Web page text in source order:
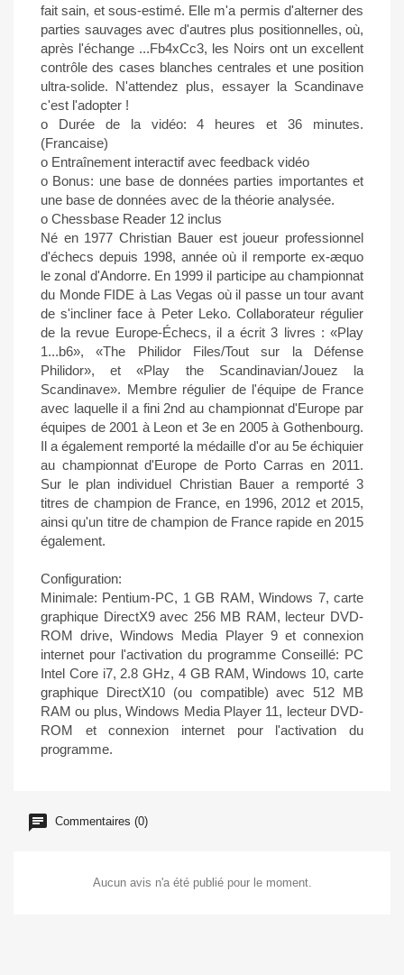
fait sain, et sous-estimé. Elle m'a permis d'alterner des
parties sauvages avec d'autres plus positionnelles, où,
après l'échange ...Fb4xCc3, les Noirs ont un excellent
contrôle des cases blanches centrales et une position
ultra-solide. N'attendez plus, essayer la Scandinave
c'est l'adopter !
o Durée de la vidéo: 4 heures et 36 minutes.
(Francaise)
o Entraînement interactif avec feedback vidéo
o Bonus: une base de données parties importantes et
une base de données avec de la théorie analysée.
o Chessbase Reader 12 inclus
Né en 1977 Christian Bauer est joueur professionnel
d'échecs depuis 1998, année où il remporte ex-æquo
le zonal d'Andorre. En 1999 il participe au championnat
du Monde FIDE à Las Vegas où il passe un tour avant
de s'incliner face à Peter Leko. Collaborateur régulier
de la revue Europe-Échecs, il a écrit 3 livres : «Play
1...b6», «The Philidor Files/Tout sur la Défense
Philidor», et «Play the Scandinavian/Jouez la
Scandinave». Membre régulier de l'équipe de France
avec laquelle il a fini 2nd au championnat d'Europe par
équipes de 2001 à Leon et 3e en 2005 à Gothenbourg.
Il a également remporté la médaille d'or au 5e échiquier
au championnat d'Europe de Porto Carras en 2011.
Sur le plan individuel Christian Bauer a remporté 3
titres de champion de France, en 1996, 2012 et 2015,
ainsi qu'un titre de champion de France rapide en 2015
également.
Configuration:
Minimale: Pentium-PC, 1 GB RAM, Windows 7, carte
graphique DirectX9 avec 256 MB RAM, lecteur DVD-
ROM drive, Windows Media Player 9 et connexion
internet pour l'activation du programme Conseillé: PC
Intel Core i7, 2.8 GHz, 4 GB RAM, Windows 10, carte
graphique DirectX10 (ou compatible) avec 512 MB
RAM ou plus, Windows Media Player 11, lecteur DVD-
ROM et connexion internet pour l'activation du
programme.
Commentaires (0)
Aucun avis n'a été publié pour le moment.